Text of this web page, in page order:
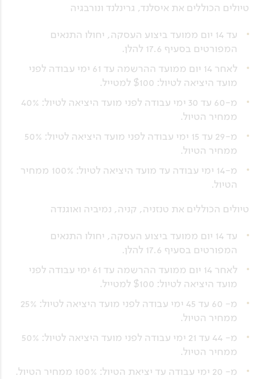
טיולים הכוללים את איסלנד, גרינלנד ונורבגיה
עד 14 יום ממועד ביצוע העסקה, יחולו התנאים
המפורטים בסעיף 17.6 להלן.
לאחר 14 יום ממועד ההרשמה עד 61 ימי עבודה לפני
מועד היציאה לטיול: $100 למטייל.
מ-60 עד 30 ימי עבודה לפני מועד היציאה לטיול: 40%
ממחיר הטיול.
מ-29 עד 15 ימי עבודה לפני מועד היציאה לטיול: 50%
ממחיר הטיול.
מ-14 ימי עבודה עד מועד היציאה לטיול: 100% ממחיר
הטיול.
טיולים הכוללים את טנזניה, קניה, נמיביה ואוגנדה
עד 14 יום ממועד ביצוע העסקה, יחולו התנאים
המפורטים בסעיף 17.6 להלן.
לאחר 14 יום ממועד ההרשמה עד 61 ימי עבודה לפני
מועד היציאה לטיול: $100 למטייל.
מ- 60 עד 45 ימי עבודה לפני מועד היציאה לטיול: 25%
ממחיר הטיול.
מ- 44 עד 21 ימי עבודה לפני מועד היציאה לטיול: 50%
ממחיר הטיול.
מ- 20 ימי עבודה עד יציאת הטיול: 100% ממחיר הטיול.